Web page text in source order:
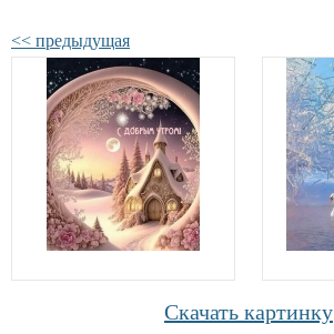
<< предыдущая
Скачать картинку